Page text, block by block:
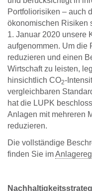
Portfoliorisiken – auch
ökonomischen Risiken
1. Januar 2020 unsere
aufgenommen. Um die
reduzieren und einen
Wirtschaft zu leisten,
hinsichtlich CO2-
vergleichbaren
hat die LUPK
Anlagen mit mehreren
reduzieren.
Die vollständige
finden Sie im